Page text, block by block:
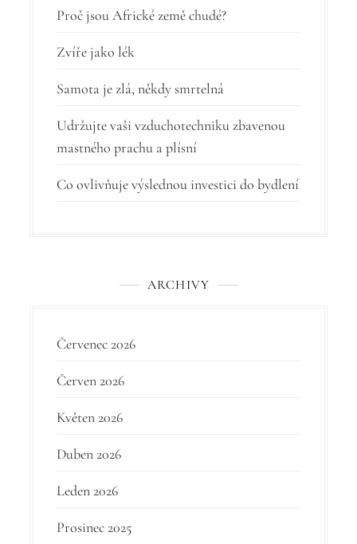
p
í
s
p
ě
v
Proč jsou Africké země chudé?
Zvíře jako lék
Samota je zlá, někdy smrtelná
Udržujte vaši vzduchotechniku zbavenou
mastného prachu a plísní
Co ovlivňuje výslednou investici do bydlení
ARCHIVY
Červenec 2026
Červen 2026
Květen 2026
Duben 2026
Leden 2026
Prosinec 2025